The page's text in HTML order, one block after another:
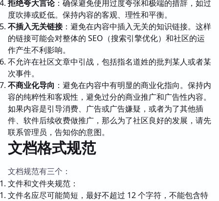
拒绝夸大言论：确保避免使用过度夸张和极端的措辞，如过
度吹捧或贬低。保持内容的客观、理性和平衡。
不插入无关链接：避免在内容中插入无关的知识链接。这样
的链接可能会对整体的 SEO（搜索引擎优化）和社区的运
作产生不利影响。
不允许在社区文章中引战，包括指名道姓的批判某人或者某
次事件。
不商业化导向 ：避免在内容中有明显的商业化指向。保持内
容的纯粹性和客观性，避免过分的商业推广和广告性内容。
如果内容是引导消费、广告或广告嫌疑，或者为了其他插
件、软件后续收费做推广，那么为了社区良好的发展，请先
联系管理员，告知你的意图。
文档格式规范
文档规范有三个：
文件和文件夹规范：
文件名应尽可能简短，最好不超过 12 个字符，不能包含特